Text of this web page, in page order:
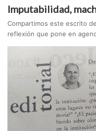
Imputabilidad,
Compartimos este escrito
reflexión que pone en